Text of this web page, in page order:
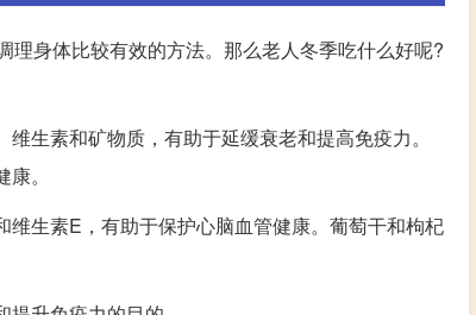
理身体比较有效的方法。那么老人冬季吃什么好呢?
生素和矿物质，有助于延缓衰老和提高免疫力。
。
生素E，有助于保护心脑血管健康。葡萄干和枸杞